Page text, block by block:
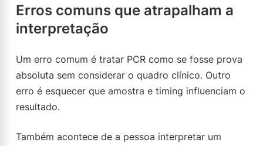
Erros comuns que atrapalham a
interpretação
Um erro comum é tratar PCR como se fosse prova
absoluta sem considerar o quadro clínico. Outro
erro é esquecer que amostra e timing influenciam o
resultado.
Também acontece de a pessoa interpretar um